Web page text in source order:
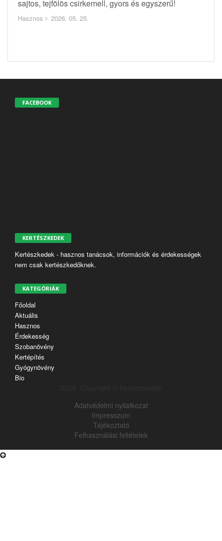
sajtos, tejfölös csirkemell, gyors és egyszerű!
Hasznos 2026. 05. 25.
FACEBOOK
KERTÉSZKEDEK
Kertészkedek - hasznos tanácsok, információk és érdekességek
nem csak kertészkedőknek.
KATEGÓRIÁK
Főoldal
Aktuális
Hasznos
Érdekesség
Szobanövény
Kertépítés
Gyógynövény
Bio
Adatvédelmi nyilatkozat
Impresszum
Tájékoztató
Felhasználási feltételek